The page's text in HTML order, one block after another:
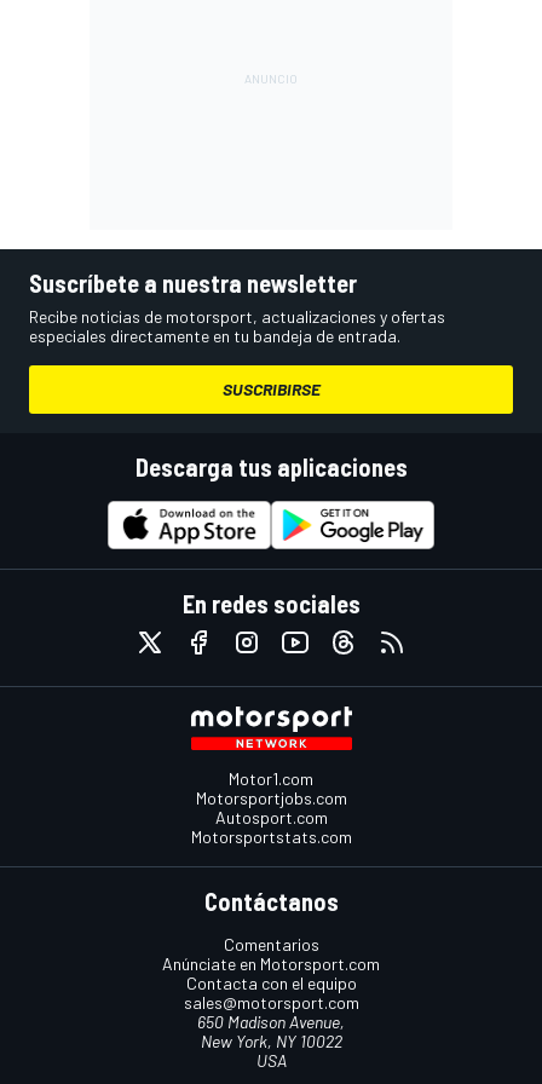
Suscríbete a nuestra newsletter
Recibe noticias de motorsport, actualizaciones y ofertas
especiales directamente en tu bandeja de entrada.
SUSCRIBIRSE
Descarga tus aplicaciones
En redes sociales
Motor1.com
Motorsportjobs.com
Autosport.com
Motorsportstats.com
Contáctanos
Comentarios
Anúnciate en Motorsport.com
Contacta con el equipo
sales@motorsport.com
650 Madison Avenue,
New York, NY 10022
USA